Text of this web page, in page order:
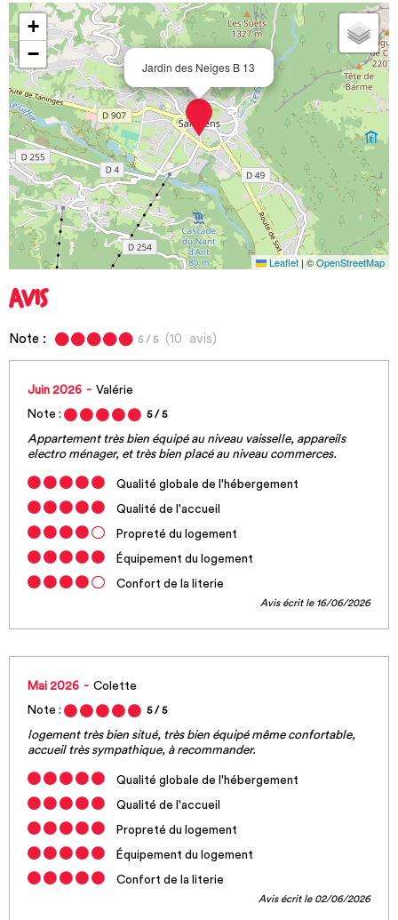
Jardin des Neiges B 13
+
−
Leaflet|©OpenStreetMap
AVIS
Note : 5 / 5(10 avis)
Juin 2026
Valérie
Note :
5 / 5
Appartement très bien équipé au niveau vaisselle, appareils
electro ménager, et très bien placé au niveau commerces.
Qualité globale de l'hébergement
Qualité de l'accueil
Propreté du logement
Équipement du logement
Confort de la literie
Avis écrit le 16/06/2026
Mai 2026
Colette
Note :
5 / 5
logement très bien situé, très bien équipé même confortable,
accueil très sympathique, à recommander.
Qualité globale de l'hébergement
Qualité de l'accueil
Propreté du logement
Équipement du logement
Confort de la literie
Avis écrit le 02/06/2026